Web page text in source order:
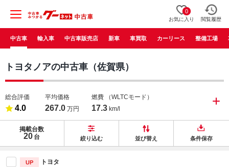
0
お気に入り 閲覧履歴
中古車 輸入車 中古車販売店 新車 車買取 カーリース 整備工場
トヨタノアの中古車（佐賀県）
総合評価
4.0
平均価格
267.0 万円
燃費 （WLTCモード）
17.3 km/l
掲載台数
20 台 絞り込む 並び替え 条件保存
UP トヨタ